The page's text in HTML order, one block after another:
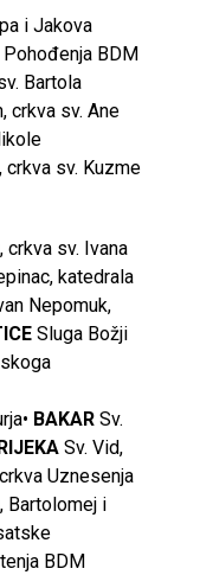
i Jakova
BDM
Bartola
crkva sv. Ane
crkva sv. Kuzme
crkva sv. Ivana
katedrala
Nepomuk,
Sluga Božji
BAKAR Sv.
Sv. Vid,
Uznesenja
Bartolomej i
BDM